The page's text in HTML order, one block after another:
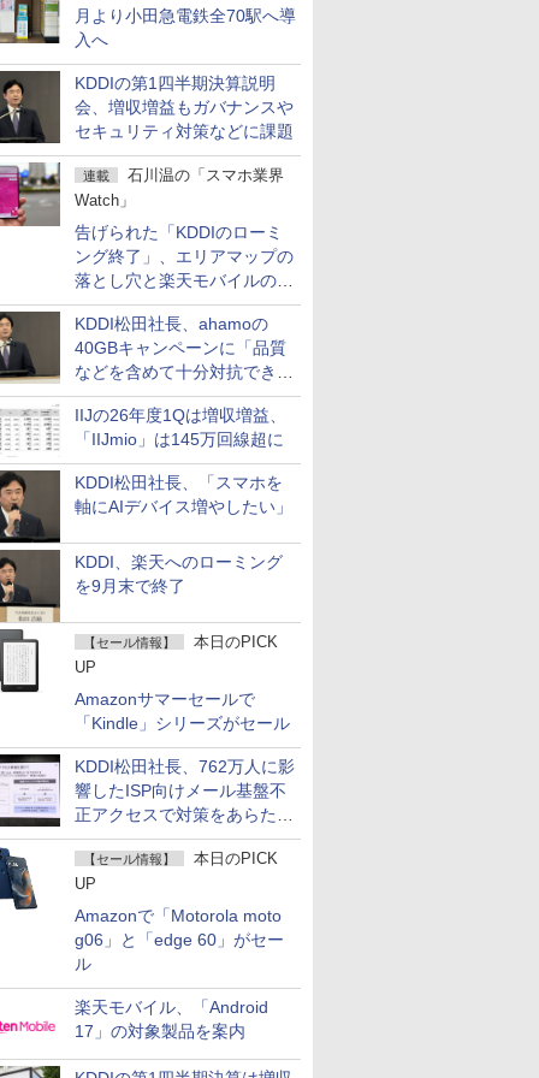
月より小田急電鉄全70駅へ導
入へ
KDDIの第1四半期決算説明
会、増収増益もガバナンスや
セキュリティ対策などに課題
連載
石川温の「スマホ業界
Watch」
告げられた「KDDIのローミ
ング終了」、エリアマップの
落とし穴と楽天モバイルの課
題
KDDI松田社長、ahamoの
40GBキャンペーンに「品質
などを含めて十分対抗でき
る」
IIJの26年度1Qは増収増益、
「IIJmio」は145万回線超に
KDDI松田社長、「スマホを
軸にAIデバイス増やしたい」
KDDI、楽天へのローミング
を9月末で終了
【セール情報】
本日のPICK
UP
Amazonサマーセールで
「Kindle」シリーズがセール
KDDI松田社長、762万人に影
響したISP向けメール基盤不
正アクセスで対策をあらため
て説明
【セール情報】
本日のPICK
UP
Amazonで「Motorola moto
g06」と「edge 60」がセー
ル
楽天モバイル、「Android
17」の対象製品を案内